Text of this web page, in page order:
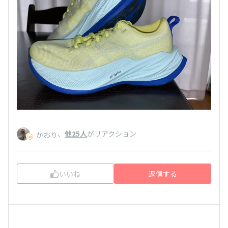
かおり 、 他25人がリアクション
いいね 返信する